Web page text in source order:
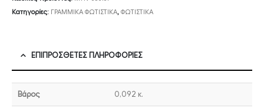
Κατηγορίες: ΓΡΑΜΜΙΚΑ ΦΩΤΙΣΤΙΚΑ, ΦΩΤΙΣΤΙΚΑ
ΕΠΙΠΡΌΣΘΕΤΕΣ ΠΛΗΡΟΦΟΡΊΕΣ
Βάρος 0,092 κ.